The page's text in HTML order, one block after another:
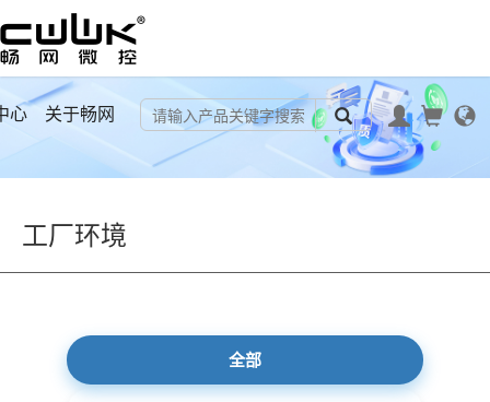
心 关于畅网
工厂环境
全部